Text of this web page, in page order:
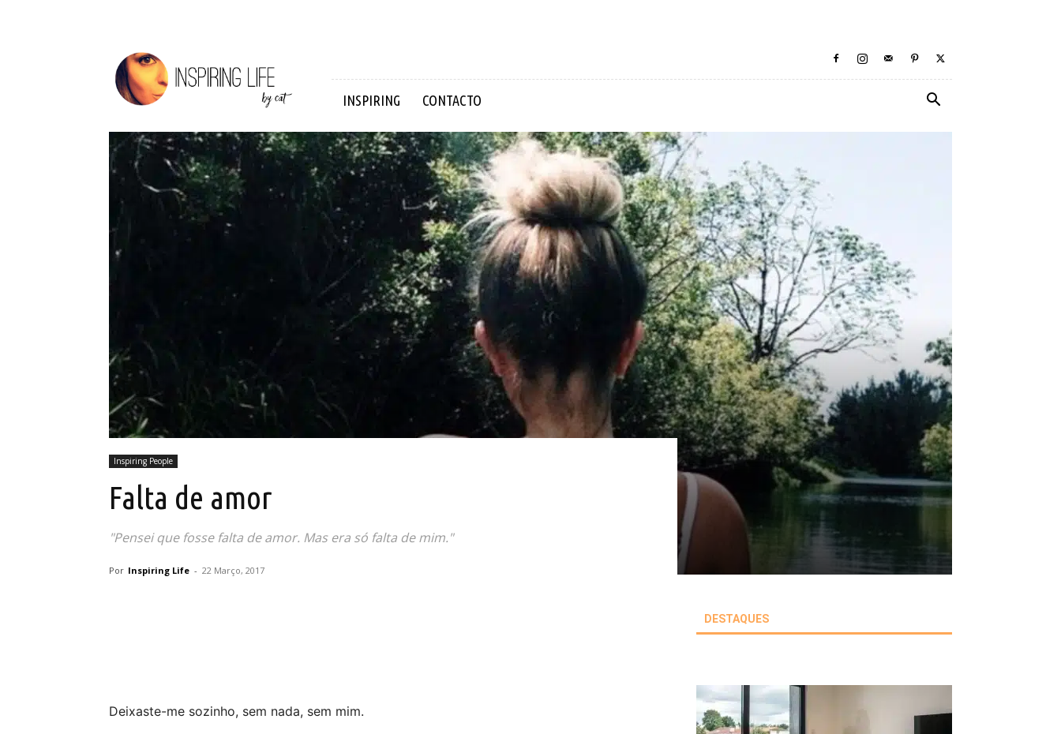
Inspiring
Life
INSPIRING CONTACTO
Inspiring People
Falta de amor
"Pensei que fosse falta de amor. Mas era só falta de mim."
Por Inspiring Life - 22 Março, 2017
Deixaste-me sozinho, sem nada, sem mim.
DESTAQUES